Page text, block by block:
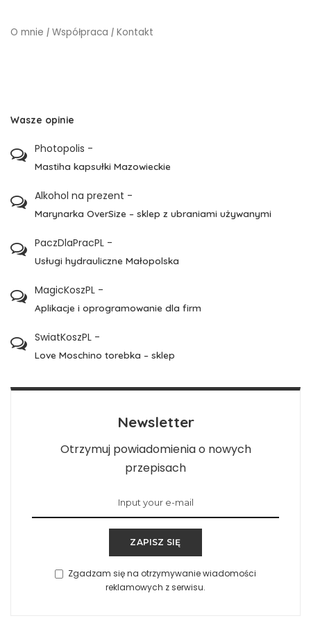
O mnie | Współpraca | Kontakt
Wasze opinie
Photopolis -
Mastiha kapsułki Mazowieckie
Alkohol na prezent -
Marynarka OverSize – sklep z ubraniami używanymi
PaczDlaPracPL -
Usługi hydrauliczne Małopolska
MagicKoszPL -
Aplikacje i oprogramowanie dla firm
SwiatKoszPL -
Love Moschino torebka – sklep
Newsletter
Otrzymuj powiadomienia o nowych
przepisach
ZAPISZ SIĘ
Zgadzam się na otrzymywanie wiadomości
reklamowych z serwisu.